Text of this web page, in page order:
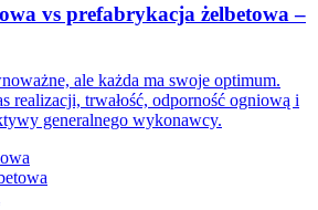
vs prefabrykacja żelbetowa –
ale każda ma swoje optimum.
realizacji, trwałość, odporność ogniową i
generalnego wykonawcy.